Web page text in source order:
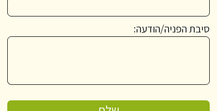
סיבת הפניה/הודעה: